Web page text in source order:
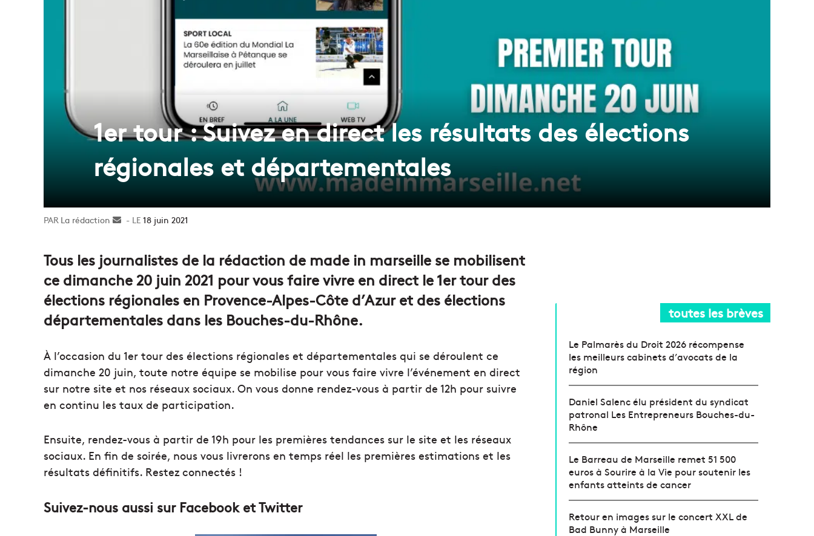
1er tour : Suivez en direct les résultats des élections
régionales et départementales
La rédaction
Envoyer18 juin 2021
Tous les journalistes de la rédaction de made in marseille se mobilisent
ce dimanche 20 juin 2021 pour vous faire vivre en direct le 1er tour des
élections régionales en Provence-Alpes-Côte d’Azur et des élections
départementales dans les Bouches-du-Rhône.
À l’occasion du 1er tour des élections régionales et départementales qui se déroulent ce
dimanche 20 juin, toute notre équipe se mobilise pour vous faire vivre l’événement en direct
sur notre site et nos réseaux sociaux. On vous donne rendez-vous à partir de 12h pour suivre
en continu les taux de participation.
Ensuite, rendez-vous à partir de 19h pour les premières tendances sur le site et les réseaux
sociaux. En fin de soirée, nous vous livrerons en temps réel les premières estimations et les
résultats définitifs. Restez connectés !
Suivez-nous aussi sur Facebook et Twitter
toutes les brèves
Le Palmarès du Droit 2026 récompense
les meilleurs cabinets d’avocats de la
région
Daniel Salenc élu président du syndicat
patronal Les Entrepreneurs Bouches-du-
Rhône
Le Barreau de Marseille remet 51 500
euros à Sourire à la Vie pour soutenir les
enfants atteints de cancer
Retour en images sur le concert XXL de
Bad Bunny à Marseille